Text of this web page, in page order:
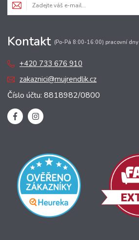
Kontakt (Po-Pá 8:00-16:00) pracovní dny
+420 733 676 910
zakaznici@mujrendlik.cz
Číslo účtu: 8818982/0800